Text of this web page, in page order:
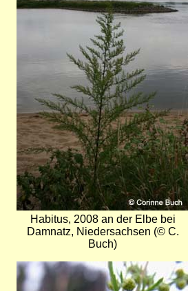
Habitus, 2008 an der Elbe bei
Damnatz, Niedersachsen (© C.
Buch)
Bild